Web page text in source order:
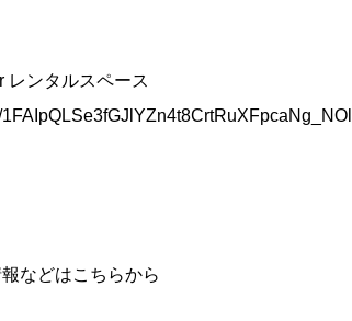
ンタルスペース
などはこちらから